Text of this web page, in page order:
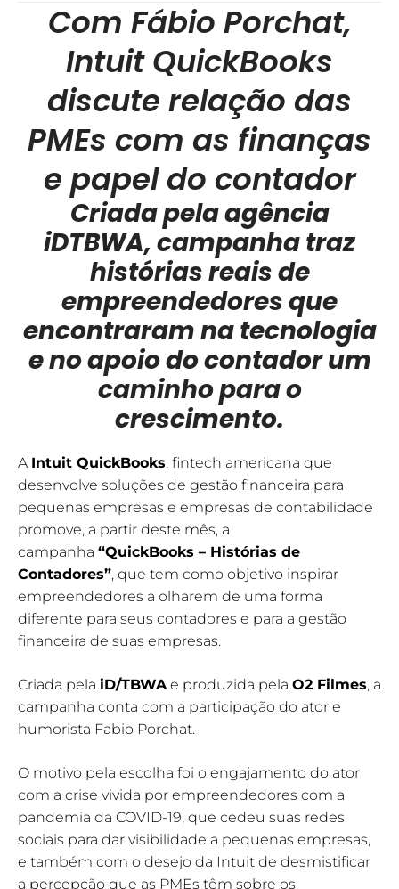
Com Fábio Porchat,
Intuit QuickBooks
discute relação das
PMEs com as finanças
e papel do contador
Criada pela agência
iDTBWA, campanha traz
histórias reais de
empreendedores que
encontraram na tecnologia
e no apoio do contador um
caminho para o
crescimento.
A Intuit QuickBooks, fintech americana que
desenvolve soluções de gestão financeira para
pequenas empresas e empresas de contabilidade
promove, a partir deste mês, a
campanha “QuickBooks – Histórias de
Contadores”, que tem como objetivo inspirar
empreendedores a olharem de uma forma
diferente para seus contadores e para a gestão
financeira de suas empresas.
Criada pela iD/TBWAe produzida pela O2 Filmes, a
campanha conta com a participação do ator e
humorista Fabio Porchat.
O motivo pela escolha foi o engajamento do ator
com a crise vivida por empreendedores com a
pandemia da COVID-19, que cedeu suas redes
sociais para dar visibilidade a pequenas empresas,
e também com o desejo da Intuit de desmistificar
a percepção que as PMEs têm sobre os